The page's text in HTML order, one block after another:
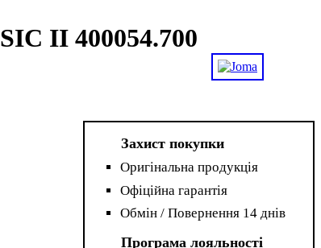
II 400054.700
Захист покупки
Оригінальна продукція
Офіційна гарантія
Обмін / Повернення 14 днів
Програма лояльності